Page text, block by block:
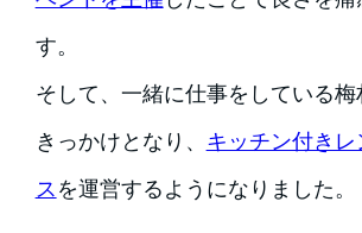
す。
そして、一緒に仕事をしている
きっかけとなり、 キッチン付き
スを運営するようになりました。